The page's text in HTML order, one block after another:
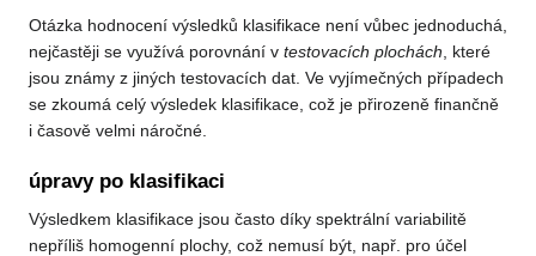
Otázka hodnocení výsledků klasifikace není vůbec jednoduchá,
nejčastěji se využívá porovnání v testovacích plochách , které
jsou známy z jiných testovacích dat. Ve vyjímečných případech
se zkoumá celý výsledek klasifikace, což je přirozeně finančně
i časově velmi náročné.
úpravy po klasifikaci
Výsledkem klasifikace jsou často díky spektrální variabilitě
nepříliš homogenní plochy, což nemusí být, např. pro účel